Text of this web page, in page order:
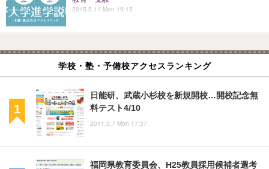
2015.5.11 Mon 19:15
学校・塾・予備校アクセスランキング
日能研、武蔵小杉校を新規開校…開校記念無
料テスト4/10
2011.3.7 Mon 17:37
福岡県教育委員会、H25教員採用候補者選考